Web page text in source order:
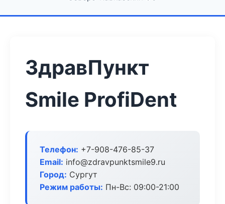
ЗдравПункт
Smile ProfiDent
Телефон: +7-908-476-85-37
Email: info@zdravpunktsmile9.ru
Город: Сургут
Режим работы: Пн-Вс: 09:00-21:00